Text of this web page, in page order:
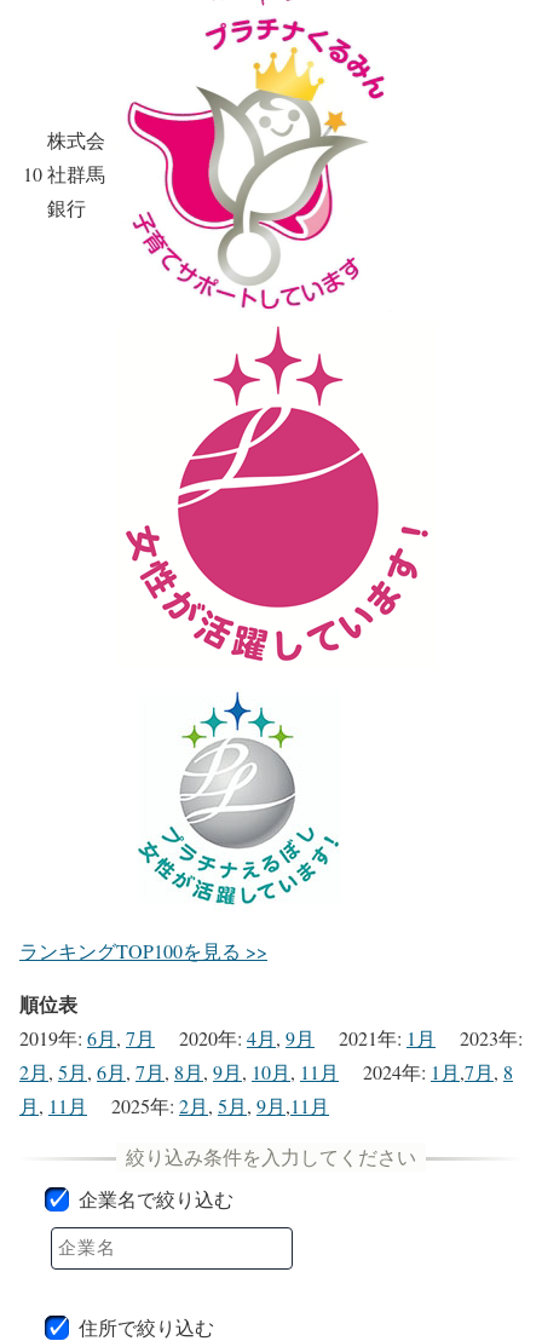
10
株式会
社群馬
銀行
ランキングTOP100を見る >>
順位表
2019年: 6月, 7月 2020年: 4月, 9月 2021年: 1月 2023年:
2月, 5月, 6月, 7月, 8月, 9月, 10月, 11月 2024年: 1月,7月, 8
月, 11月 2025年: 2月, 5月, 9月,11月
企業名で絞り込む
住所で絞り込む